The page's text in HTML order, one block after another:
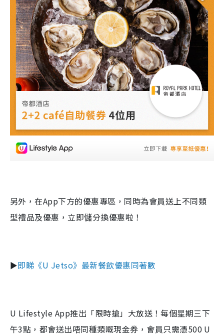
另外，在App下方的優惠專區，同時為會員送上不同類
型禮品及優惠，立即儲分換優惠啦！
►即睇《U Jetso》 最新餐飲優惠同著數
U Lifestyle App推出「限時搶」大放送！每個星期三下
午3點，都會送出唔同種類嘅現金券，會員只需憑500 U